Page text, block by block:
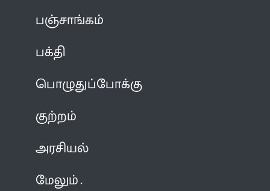
பஞ்சாங்கம்
பக்தி
பொழுதுப்போக்கு
குற்றம்
அரசியல்
மேலும்